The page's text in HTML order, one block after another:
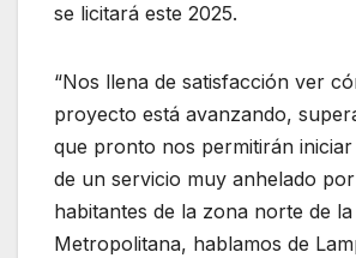
se licitará este 2025.
“Nos llena de satisfacción ver
proyecto está avanzando,
que pronto nos permitirán
de un servicio muy anhelado
habitantes de la zona norte de la
Metropolitana, hablamos de